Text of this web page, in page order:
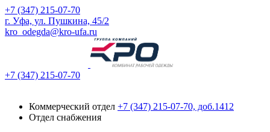
+7 (347) 215-07-70
г. Уфа, ул. Пушкина, 45/2
kro_odegda@kro-ufa.ru
+7 (347) 215-07-70
Коммерческий отдел +7 (347) 215-07-70, доб.1412
Отдел снабжения